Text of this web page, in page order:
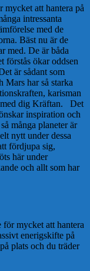
att hantera på
intressanta
med de
Bäst nu är de
med. De är båda
förstås ökar oddsen
är sådant som
Mars har så starka
karisman
med dig Kräftan. Det
inspiration och
många planeter är
nytt under dessa
fördjupa sig,
här under
och allt som har
mycket att hantera
enerigskifte på
plats och du träder